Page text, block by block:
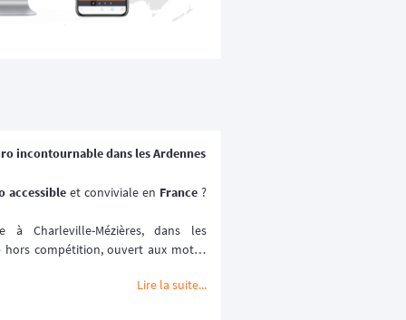
incontournable dans les Ardennes
accessible et conviviale en France ?
Charleville-Mézières, dans les
hors compétition, ouvert aux motos
Mézières en Ardennes (MCCMA)
Lire la suite...